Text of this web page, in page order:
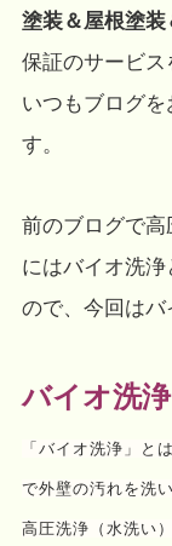
塗装＆屋根塗
保証のサービス
いつもブログ
す。
前のブログで高
にはバイオ洗浄
ので、今回はバ
バイオ洗
「バイオ洗浄」と
で外壁の汚れを洗
高圧洗浄（水洗い